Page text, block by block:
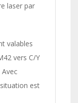
laser par
valables
vers C/Y
est